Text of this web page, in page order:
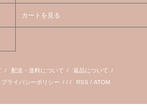
カートを見る
/ 配送・送料について / 返品について /
プライバシーポリシー / / / RSS / ATOM